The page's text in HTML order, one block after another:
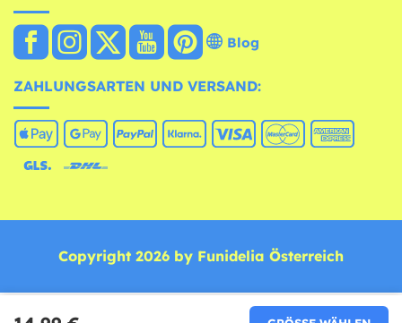
Blog
ZAHLUNGSARTEN UND VERSAND:
Copyright 2026 by Funidelia Österreich